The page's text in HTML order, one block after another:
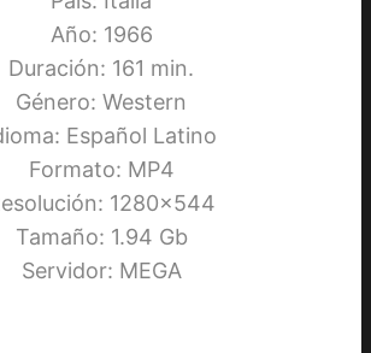
Año: 1966
Duración: 161 min.
Género: Western
Español Latino
Formato: MP4
1280×544
Tamaño: 1.94 Gb
Servidor: MEGA